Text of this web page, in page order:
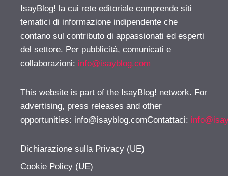
IsayBlog! la cui rete editoriale comprende siti
tematici di informazione indipendente che
contano sul contributo di appassionati ed esperti
del settore. Per pubblicità, comunicati e
collaborazioni: info@isayblog.com
This website is part of the IsayBlog! network. For
advertising, press releases and other
opportunities: info@isayblog.comContattaci:
Dichiarazione sulla Privacy (UE)
Cookie Policy (UE)